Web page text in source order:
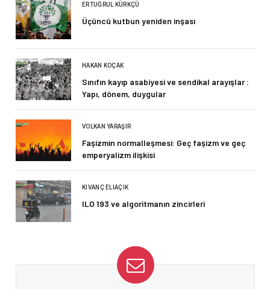
ERTUĞRUL KÜRKÇÜ
Üçüncü kutbun yeniden inşası
HAKAN KOÇAK
Sınıfın kayıp asabiyesi ve sendikal arayışlar :
Yapı, dönem, duygular
VOLKAN YARAŞIR
Faşizmin normalleşmesi: Geç faşizm ve geç
emperyalizm ilişkisi
KIVANÇ ELIAÇIK
ILO 193 ve algoritmanın zincirleri